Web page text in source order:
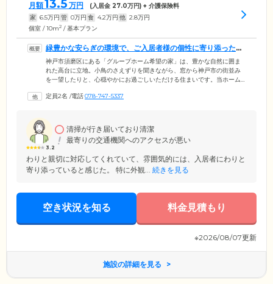
月額13.5 万円 (入居金 27.0万円) + 介護保険料
家 6.5万円 管 0万円 食 4.2万円 他 2.8万円
個室 / 10m2 / 基本プラン
緑豊かな安らぎの環境で、ご入居者様の個性に寄り添ったケ
アをご提供します
神戸市須磨区にある「グループホーム希望の家」は、豊かな自然に囲ま
れた高台に立地。小鳥のさえずりを聞きながら、窓から神戸市の街並み
を一望したりと、心穏やかにお過ごしいただける住まいです。当ホーム
フのもと共同生活を営んでいます。スタッフは日常をつうじて、ご入居
かい生活のなかで、ご自身の役割をしっかりとこなしながら、身体機能
を活用していくことにより、認知機能の維持・向上を目指しています。
定員2名 /電話078-747-5337
3.2
清掃が行き届いており清潔
最寄りの交通機関へのアクセスが悪い
わりと親切に対応してくれていて、雰囲気的には、入居者にわりと
寄り添っていると感じた。 特に外観... 続きを見る
空き状況を知る 料金見積もり
※2026/08/07更新
施設の詳細を見る